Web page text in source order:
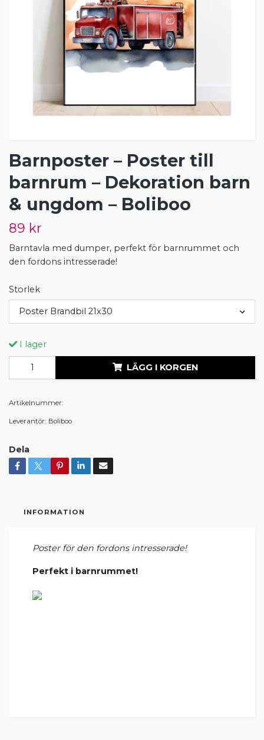
Barnposter – Poster till
barnrum – Dekoration barn
& ungdom – Boliboo
89 kr
Barntavla med dumper, perfekt för barnrummet och
den fordons intresserade!
Storlek
Poster Brandbil 21x30
I lager
LÄGG I KORGEN
Artikelnummer:
Leverantör: Boliboo
Dela
INFORMATION
Poster för den fordons intresserade!
Perfekt i barnrummet!